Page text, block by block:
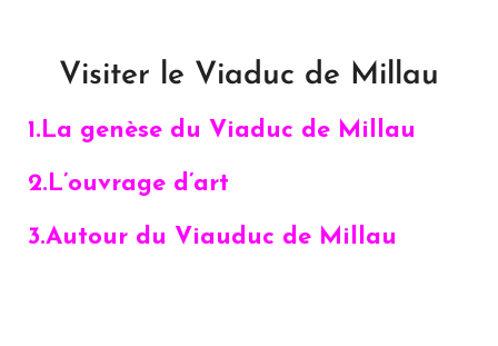
Visiter le Viaduc de Millau
1.La genèse du Viaduc de Millau
2.L’ouvrage d’art
3.Autour du Viauduc de Millau